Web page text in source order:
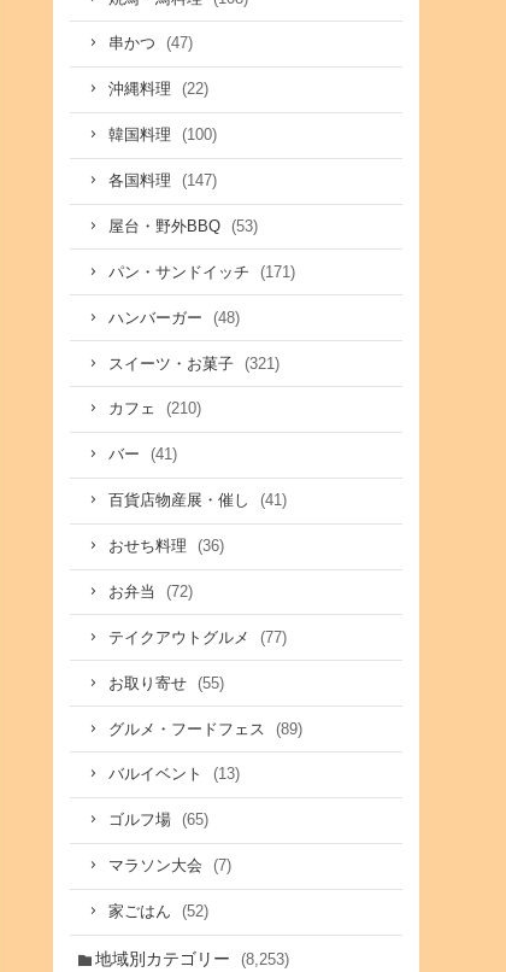
串かつ (47)
沖縄料理 (22)
韓国料理 (100)
各国料理 (147)
屋台・野外BBQ (53)
パン・サンドイッチ (171)
ハンバーガー (48)
スイーツ・お菓子 (321)
カフェ (210)
バー (41)
百貨店物産展・催し (41)
おせち料理 (36)
お弁当 (72)
テイクアウトグルメ (77)
お取り寄せ (55)
グルメ・フードフェス (89)
バルイベント (13)
ゴルフ場 (65)
マラソン大会 (7)
家ごはん (52)
地域別カテゴリー (8,253)